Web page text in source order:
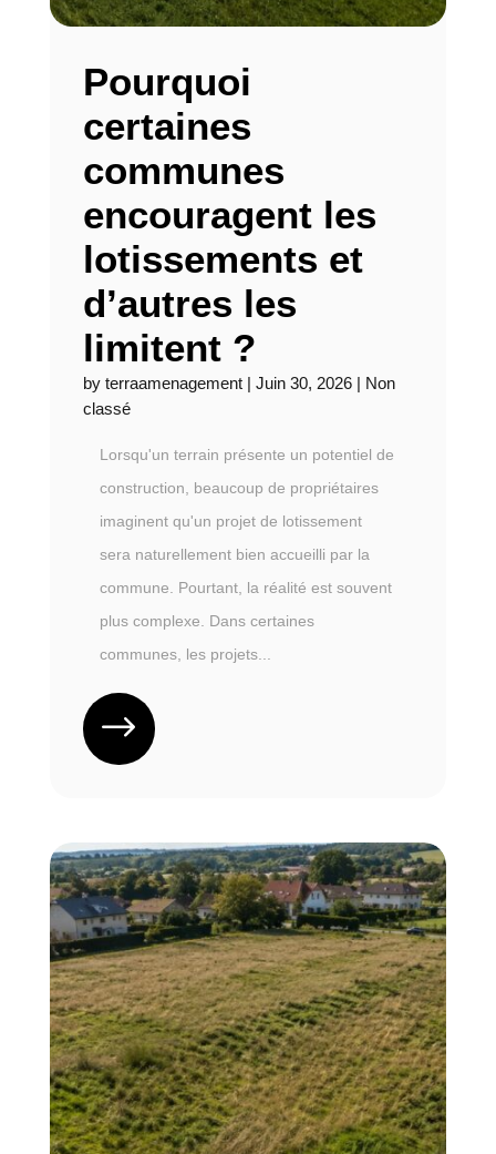
Pourquoi
certaines
communes
encouragent les
lotissements et
d’autres les
limitent ?
by terraamenagement| Juin 30, 2026| Non
classé
Lorsqu'un terrain présente un potentiel de
construction, beaucoup de propriétaires
imaginent qu'un projet de lotissement
sera naturellement bien accueilli par la
commune. Pourtant, la réalité est souvent
plus complexe. Dans certaines
communes, les projets...